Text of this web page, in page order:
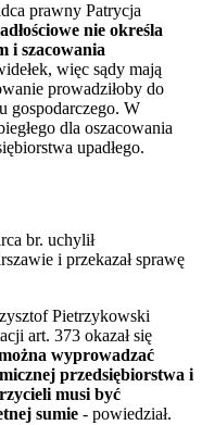
prawny Patrycja
nie określa
i szacowania
więc sądy mają
prowadziłoby do
gospodarczego. W
dla oszacowania
upadłego.
br. uchylił
i przekazał sprawę
Pietrzykowski
art. 373 okazał się
wyprowadzać
przedsiębiorstwa i
musi być
sumie - powiedział.